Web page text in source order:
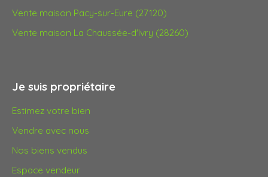
Vente maison Pacy-sur-Eure (27120)
Vente maison La Chaussée-d'Ivry (28260)
Je suis propriétaire
Estimez votre bien
Vendre avec nous
Nos biens vendus
Espace vendeur